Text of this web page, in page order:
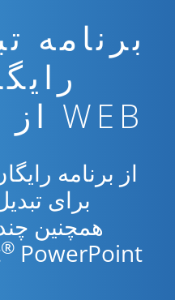
برنامه
WEB از طریق Net
همچنین
®